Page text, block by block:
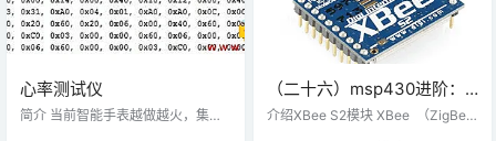
心率测试仪
简介 当前智能手表越做越火，集成
（二十六）msp430进阶：
XBee S2（ZigBee）与
介绍XBee S2模块 XBee （ZigBe